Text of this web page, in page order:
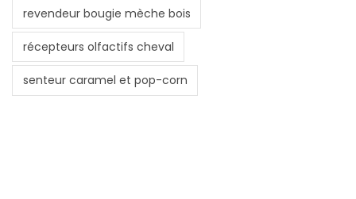
revendeur bougie mèche bois
récepteurs olfactifs cheval
senteur caramel et pop-corn